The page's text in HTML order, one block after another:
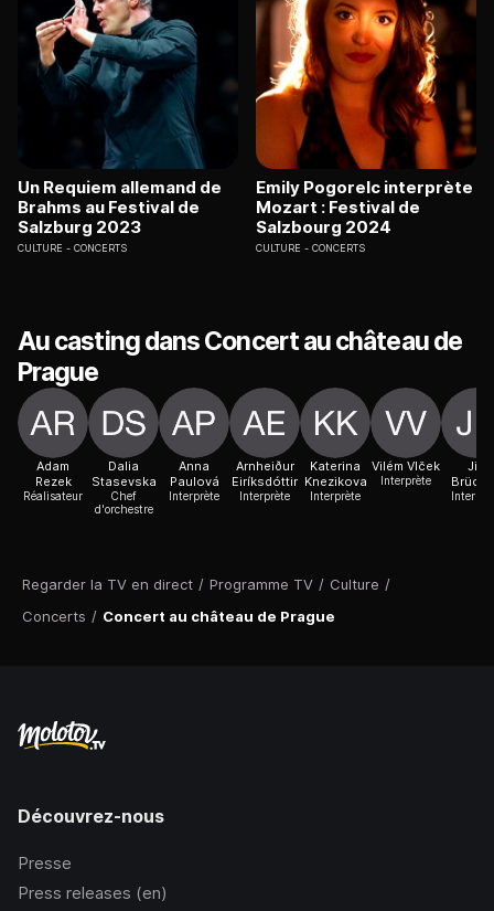
Regarder la TV en direct / Programme TV / Culture /
Concerts / Concert au château de Prague
Un Requiem allemand de
Brahms au Festival de
Salzburg 2023
CULTURE CONCERTS
Emily Pogorelc interprète
Mozart : Festival de
Salzbourg 2024
CULTURE CONCERTS
Au casting dans Concert au château de
Prague
Adam
Rezek
Réalisateur
Dalia
Stasevska
Chef
d'orchestre
Anna
Paulová
Interprète
Arnheiður
Eiríksdóttir
Interprète
Katerina
Knezikova
Interprète
Vilém Vlček
Interprète
Jirí
Découvrez-nous
Presse
Press releases (en)